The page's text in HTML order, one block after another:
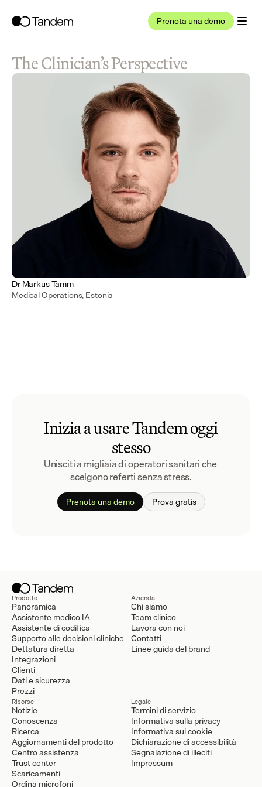
Prenota una demo
The Clinician’s Perspective
Dr Markus Tamm
Medical Operations, Estonia
Inizia a usare Tandem oggi
stesso
Unisciti a migliaia di operatori sanitari che
scelgono referti senza stress.
Prenota una demo Prova gratis
Prodotto
Panoramica
Assistente medico IA
Assistente di codifica
Supporto alle decisioni cliniche
Dettatura diretta
Integrazioni
Clienti
Dati e sicurezza
Prezzi
Azienda
Chi siamo
Team clinico
Lavora con noi
Contatti
Linee guida del brand
Risorse
Notizie
Conoscenza
Ricerca
Aggiornamenti del prodotto
Centro assistenza
Trust center
Scaricamenti
Ordina microfoni
Legale
Termini di servizio
Informativa sulla privacy
Informativa sui cookie
Dichiarazione di accessibilità
Segnalazione di illeciti
Impressum